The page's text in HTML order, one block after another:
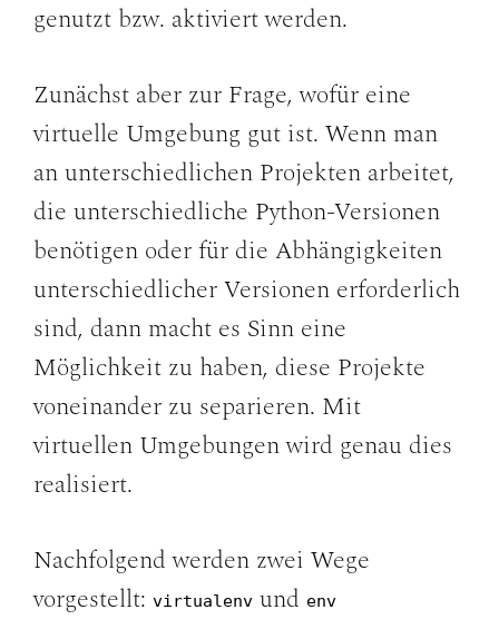
genutzt bzw. aktiviert werden.
Zunächst aber zur Frage, wofür eine
virtuelle Umgebung gut ist. Wenn man
an unterschiedlichen Projekten arbeitet,
die unterschiedliche Python-Versionen
benötigen oder für die Abhängigkeiten
unterschiedlicher Versionen erforderlich
sind, dann macht es Sinn eine
Möglichkeit zu haben, diese Projekte
voneinander zu separieren. Mit
virtuellen Umgebungen wird genau dies
realisiert.
Nachfolgend werden zwei Wege
vorgestellt: virtualenv und env